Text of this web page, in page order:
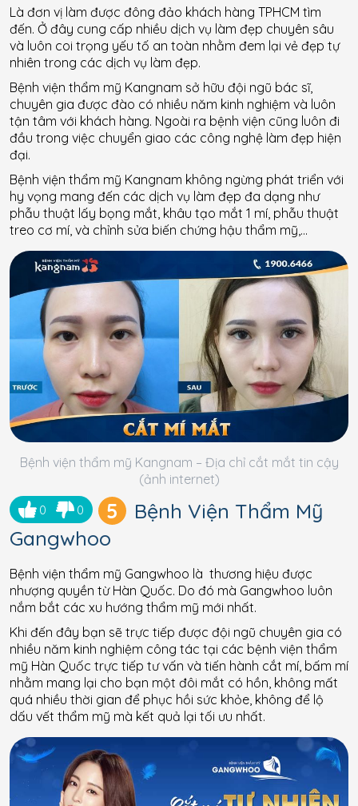
Là đơn vị làm được đông đảo khách hàng TPHCM tìm
đến. Ở đây cung cấp nhiều dịch vụ làm đẹp chuyên sâu
và luôn coi trọng yếu tố an toàn nhằm đem lại vẻ đẹp tự
nhiên trong các dịch vụ làm đẹp.
Bệnh viện thẩm mỹ Kangnam sở hữu đội ngũ bác sĩ,
chuyên gia được đào có nhiều năm kinh nghiệm và luôn
tận tâm với khách hàng. Ngoài ra bệnh viện cũng luôn đi
đầu trong việc chuyển giao các công nghệ làm đẹp hiện
đại.
Bệnh viện thẩm mỹ Kangnam không ngừng phát triển với
hy vọng mang đến các dịch vụ làm đẹp đa dạng như
phẫu thuật lấy bọng mắt, khâu tạo mắt 1 mí, phẫu thuật
treo cơ mí, và chỉnh sửa biến chứng hậu thẩm mỹ,…
Bệnh viện thẩm mỹ Kangnam – Địa chỉ cắt mắt tin cậy
(ảnh internet)
0 0 5
Bệnh Viện Thẩm Mỹ
Gangwhoo
Bệnh viện thẩm mỹ Gangwhoo là thương hiệu được
nhượng quyền từ Hàn Quốc. Do đó mà Gangwhoo luôn
nắm bắt các xu hướng thẩm mỹ mới nhất.
Khi đến đây bạn sẽ trực tiếp được đội ngũ chuyên gia có
nhiều năm kinh nghiệm công tác tại các bệnh viện thẩm
mỹ Hàn Quốc trực tiếp tư vấn và tiến hành cắt mí, bấm mí
nhằm mang lại cho bạn một đôi mắt có hồn, không mất
quá nhiều thời gian để phục hồi sức khỏe, không để lộ
dấu vết thẩm mỹ mà kết quả lại tối ưu nhất.